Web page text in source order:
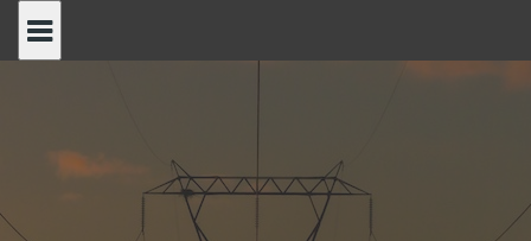
naar